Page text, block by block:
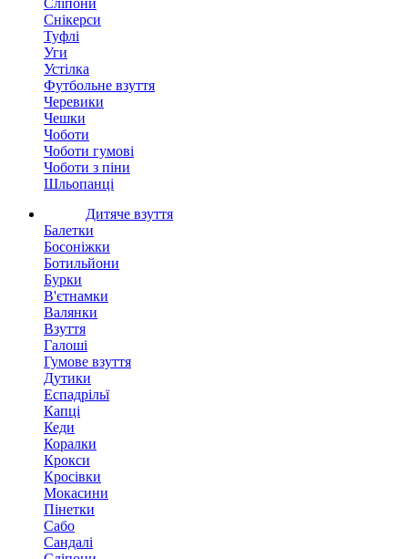
Сліпони
Снікерси
Туфлі
Уги
Устілка
Футбольне взуття
Черевики
Чешки
Чоботи
Чоботи гумові
Чоботи з піни
Шльопанці
Дитяче взуття
Балетки
Босоніжки
Ботильйони
Бурки
В'єтнамки
Валянки
Взуття
Галоші
Гумове взуття
Дутики
Еспадрільї
Капці
Кеди
Коралки
Крокси
Кросівки
Мокасини
Пінетки
Сабо
Сандалі